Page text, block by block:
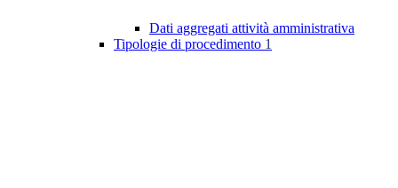
Dati aggregati attività amministrativa
Tipologie di procedimento 1